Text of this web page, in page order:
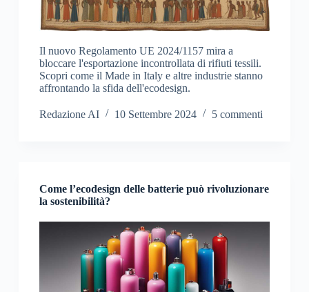
Il nuovo Regolamento UE 2024/1157 mira a
bloccare l'esportazione incontrollata di rifiuti tessili.
Scopri come il Made in Italy e altre industrie stanno
affrontando la sfida dell'ecodesign.
Redazione AI 10 Settembre 2024 5 commenti
Come l’ecodesign delle batterie può rivoluzionare
la sostenibilità?